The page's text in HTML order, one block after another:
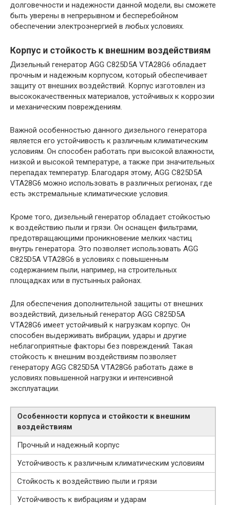
долговечности и надежности данной модели, вы сможете
быть уверены в непрерывном и бесперебойном
обеспечении электроэнергией в любых условиях.
Корпус и стойкость к внешним воздействиям
Дизельный генератор AGG C825D5A VTA28G6 обладает
прочным и надежным корпусом, который обеспечивает
защиту от внешних воздействий. Корпус изготовлен из
высококачественных материалов, устойчивых к коррозии
и механическим повреждениям.
Важной особенностью данного дизельного генератора
является его устойчивость к различным климатическим
условиям. Он способен работать при высокой влажности,
низкой и высокой температуре, а также при значительных
перепадах температур. Благодаря этому, AGG C825D5A
VTA28G6 можно использовать в различных регионах, где
есть экстремальные климатические условия.
Кроме того, дизельный генератор обладает стойкостью
к воздействию пыли и грязи. Он оснащен фильтрами,
предотвращающими проникновение мелких частиц
внутрь генератора. Это позволяет использовать AGG
C825D5A VTA28G6 в условиях с повышенным
содержанием пыли, например, на строительных
площадках или в пустынных районах.
Для обеспечения дополнительной защиты от внешних
воздействий, дизельный генератор AGG C825D5A
VTA28G6 имеет устойчивый к нагрузкам корпус. Он
способен выдерживать вибрации, удары и другие
неблагоприятные факторы без повреждений. Такая
стойкость к внешним воздействиям позволяет
генератору AGG C825D5A VTA28G6 работать даже в
условиях повышенной нагрузки и интенсивной
эксплуатации.
Особенности корпуса и стойкости к внешним
воздействиям
Прочный и надежный корпус
Устойчивость к различным климатическим условиям
Стойкость к воздействию пыли и грязи
Устойчивость к вибрациям и ударам